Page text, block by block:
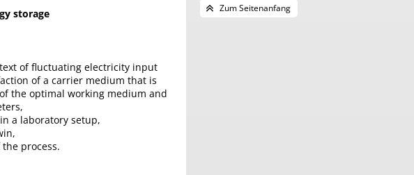
storage
of fluctuating electricity input
of a carrier medium that is
the optimal working medium and
a laboratory setup,
process.
Zum Seitenanfang